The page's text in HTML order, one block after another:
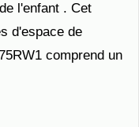
l'enfant . Cet
d'espace de
comprend un